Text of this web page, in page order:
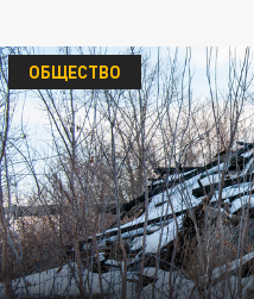
ОБЩЕСТВО